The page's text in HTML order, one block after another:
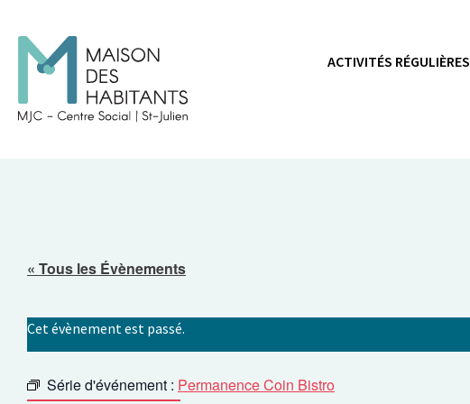
ACTIVITÉS RÉGULIÈRES
« Tous les Évènements
Cet évènement est passé.
Série d'événement : Permanence Coin Bistro